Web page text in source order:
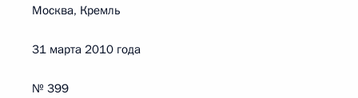
Москва, Кремль
31 марта 2010 года
№ 399